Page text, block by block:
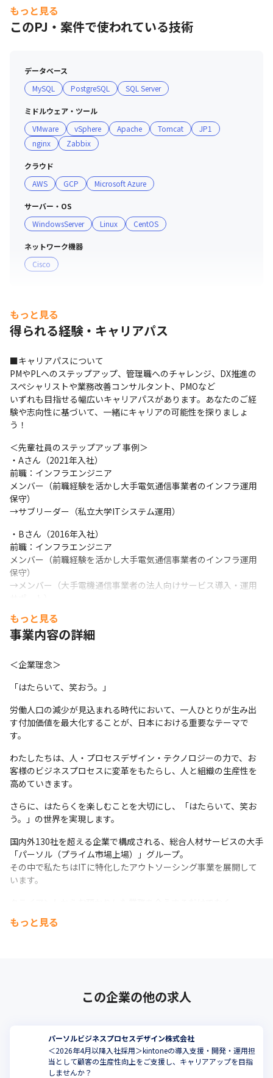
業務内容：学内システム運用保守、サーバ運用保守・構
築、
ユーザーサポート（ヘルプデスク、PCキッ
体制　　：25名
使用技術：OS…Windows、Linux、Mac
ミドルウェア…MySQL、PostgreSQL、
DNS、Active Directory、Movable Typeなど
クラウド…M365、SPO、Exchange
Online、GWS
開発ツール…Power Platform（Power BI、
Power Automate、Power Apps）
もっと見る
このPJ・案件で使われている技術
データベース
MySQL
PostgreSQL SQL Server
ミドルウェア・ツール
VMware
vSphere Apache Tomcat
JP1
nginx
Zabbix
クラウド
AWS
GCP Microsoft Azure
サーバー・OS
WindowsServer
Linux CentOS
ネットワーク機器
Cisco
もっと見る
得られる経験・キャリアパス
■キャリアパスについて
PMやPLへのステップアップ、管理職へのチャレンジ、DX推進の
スペシャリストや業務改善コンサルタント、PMOなど
いずれも目指せる幅広いキャリアパスがあります。あなたのご経
験や志向性に基づいて、一緒にキャリアの可能性を探りましょ
う！
＜先輩社員のステップアップ 事例＞
・Aさん（2021年入社）
前職：インフラエンジニア
メンバー（前職経験を活かし大手電気通信事業者のインフラ運用
保守）
→サブリーダー（私立大学ITシステム運用）
・Bさん（2016年入社）
前職：インフラエンジニア
メンバー（前職経験を活かし大手電気通信事業者のインフラ運用
保守）
→メンバー（大手電機通信事業者の法人向けサービス導入・運用
援業務）
前職：営業職
2020年～プロジェクトリーダー（官公庁様向け情シス・システム
マネジメント業務）
DX推進支援）
→PMO（情報システム部の業務可視化支援）
ップアップに挑戦している社員もいます！
【同社の特徴】
業界標準のITILだけでなく、これまでのプロジェクト運営で培
ってきた独自メソッド「COROPS」をフルに活用し、
ト、PJTマネジメントの実務を積みキャリアアップが可能です。
・大規模クラウドサービスのシステム設計構築から運用設計まで
幅広く対応：
クライアントの提供するITサービスのシステム設計構築からシ
同社のノウハウを活かして企画から要件定義、設計構築、運用
もっと見る
事業内容の詳細
＜企業理念＞
「はたらいて、笑おう。」
労働人口の減少が見込まれる時代において、一人ひとりが生み出
す付加価値を最大化することが、日本における重要なテーマで
す。
わたしたちは、人・プロセスデザイン・テクノロジーの力で、お
客様のビジネスプロセスに変革をもたらし、人と組織の生産性を
高めていきます。
さらに、はたらくを楽しむことを大切にし、「はたらいて、笑お
う。」の世界を実現します。
国内外130社を超える企業で構成される、総合人材サービスの大手
「パーソル（プライム市場上場）」グループ。
その中で私たちはITに特化したアウトソーシング事業を展開して
います。
アウトソーシング＋コンサルティングをサービスの軸とし、
「ITを活用し顧客の事業課題をどう解決するか」というマインド
もっと見る
この企業の他の求人
パーソルビジネスプロセスデザイン株式会社
＜2026年4月以降入社採用＞kintoneの導入支援・開発・運用担
当として顧客の生産性向上をご支援し、キャリアアップを目指
しませんか？